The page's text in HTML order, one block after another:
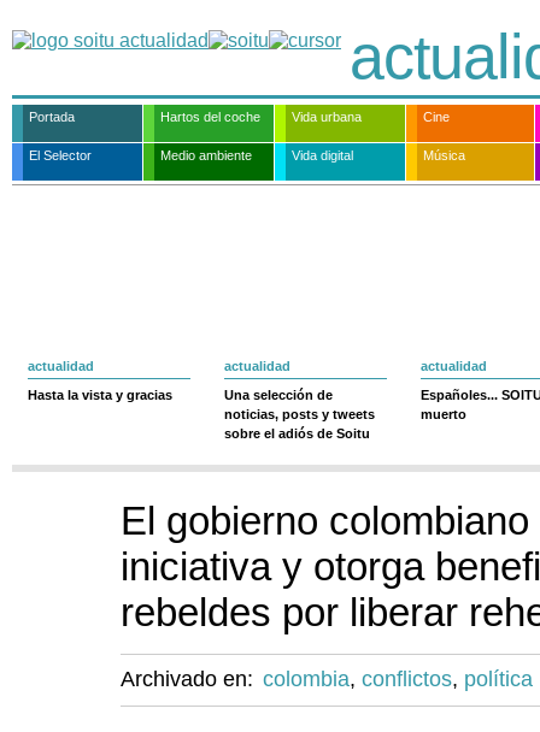
Portada Hartos del coche Vida urbana Cine
El Selector Medio ambiente Vida digital Música
actualidad
Hasta la vista y gracias
actualidad
Una selección de
noticias, posts y tweets
sobre el adiós de Soitu
actualidad
Españoles...
muerto
El gobierno
iniciativa y otorga
rebeldes por liberar
Archivado en: colombia, conflictos, política